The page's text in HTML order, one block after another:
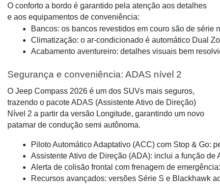
O conforto a bordo é garantido pela atenção aos detalhes
e aos equipamentos de conveniência:
Bancos: os bancos revestidos em couro são de
Climatização: o ar-condicionado é automático Dual
Acabamento aventureiro: detalhes visuais bem
Segurança e conveniência: ADAS nível 2
O Jeep Compass 2026 é um dos SUVs mais seguros,
trazendo o pacote ADAS (Assistente Ativo de Direção)
Nível 2 a partir da versão Longitude, garantindo um novo
patamar de condução semi autônoma.
Piloto Automático Adaptativo (ACC) com Stop & Go:
Assistente Ativo de Direção (ADA): inclui a função
Alerta de colisão frontal com frenagem de
Recursos avançados: versões Série S e Blackhawk